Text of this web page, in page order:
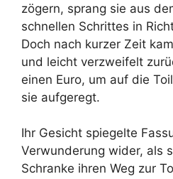
zögern, sprang sie aus
schnellen Schrittes in
Doch nach kurzer Zeit
und leicht verzweifelt
einen Euro, um auf die
sie aufgeregt.
Ihr Gesicht spiegelte
Verwunderung wider, als
Schranke ihren Weg zur